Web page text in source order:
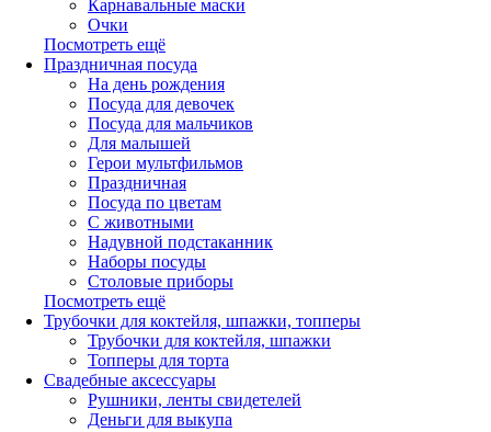
Карнавальные маски
Очки
Посмотреть ещё
Праздничная посуда
На день рождения
Посуда для девочек
Посуда для мальчиков
Для малышей
Герои мультфильмов
Праздничная
Посуда по цветам
С животными
Надувной подстаканник
Наборы посуды
Столовые приборы
Посмотреть ещё
Трубочки для коктейля, шпажки, топперы
Трубочки для коктейля, шпажки
Топперы для торта
Свадебные аксессуары
Рушники, ленты свидетелей
Деньги для выкупа